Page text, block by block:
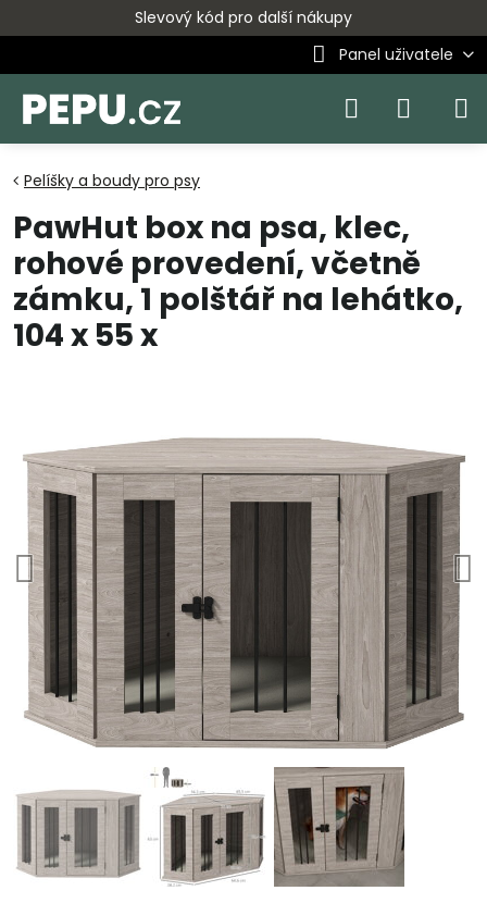
Slevový kód pro další nákupy
Panel uživatele
Pelíšky a boudy pro psy
PawHut box na psa, klec,
rohové provedení, včetně
zámku, 1 polštář na lehátko,
104 x 55 x